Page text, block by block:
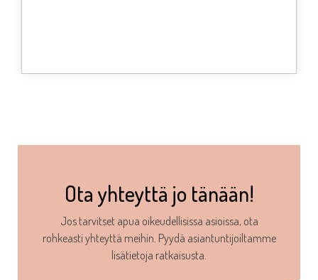
Ota yhteyttä jo tänään!
Jos tarvitset apua oikeudellisissa asioissa, ota
rohkeasti yhteyttä meihin. Pyydä asiantuntijoiltamme
lisätietoja ratkaisusta.